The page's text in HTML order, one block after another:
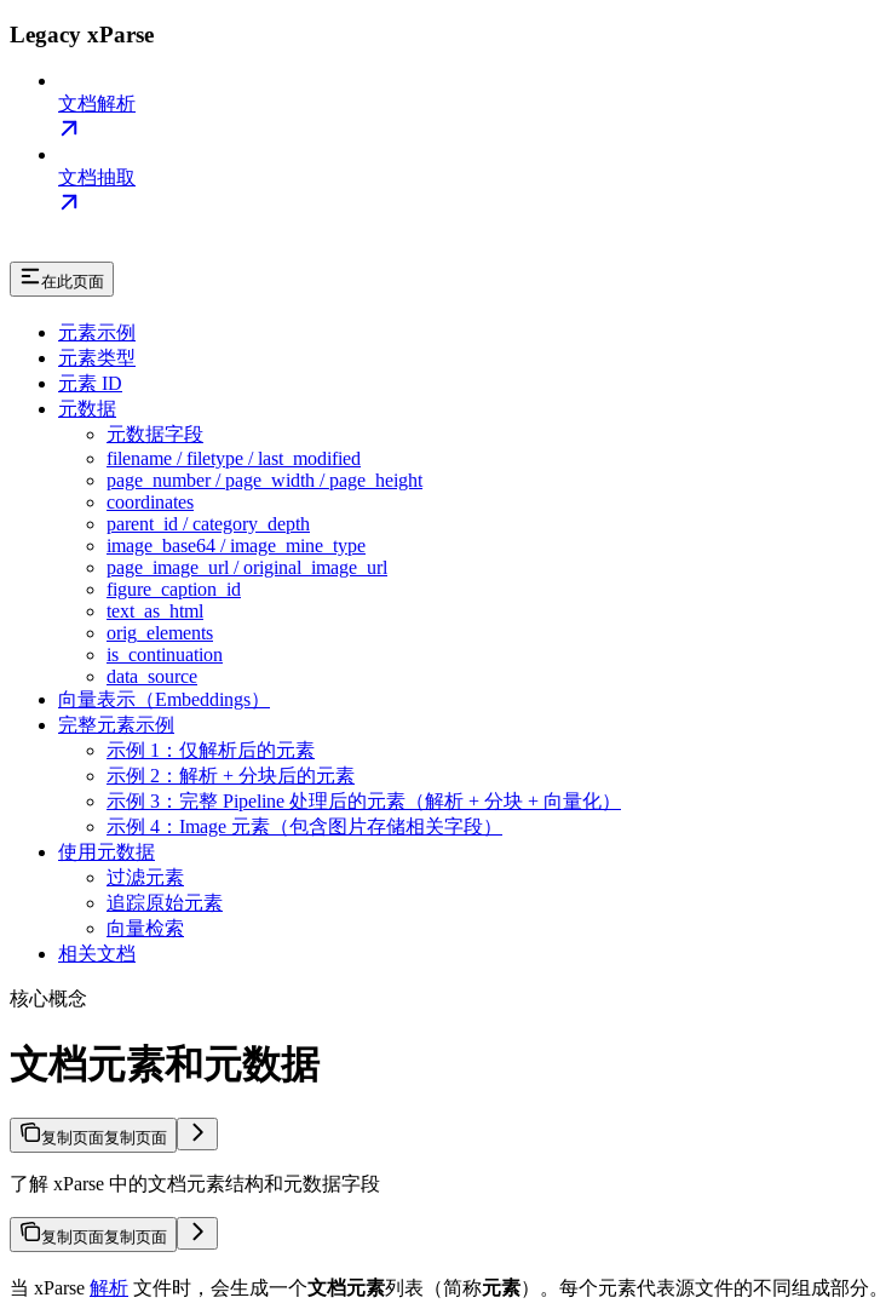
Legacy xParse
文档解析
文档抽取
在此页面
元素示例
元素类型
元素 ID
元数据
元数据字段
filename / filetype / last_modified
page_number / page_width / page_height
coordinates
parent_id / category_depth
image_base64 / image_mine_type
page_image_url / original_image_url
figure_caption_id
text_as_html
orig_elements
is_continuation
data_source
向量表示（Embeddings）
完整元素示例
示例 1：仅解析后的元素
示例 2：解析 + 分块后的元素
示例 3：完整 Pipeline 处理后的元素（解析 + 分块 + 向量化）
示例 4：Image 元素（包含图片存储相关字段）
使用元数据
过滤元素
追踪原始元素
向量检索
相关文档
核心概念
文档元素和元数据
复制页面复制页面
了解 xParse 中的文档元素结构和元数据字段
复制页面复制页面
当 xParse 解析 文件时，会生成一个文档元素列表（简称元素）。每个元素代表源文件的不同组成部分。